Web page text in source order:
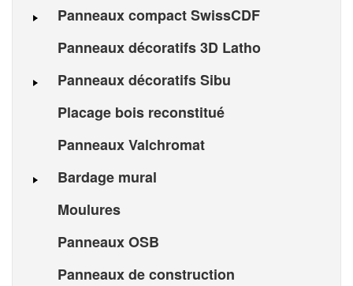
Panneaux compact SwissCDF
Panneaux décoratifs 3D Latho
Panneaux décoratifs Sibu
Placage bois reconstitué
Panneaux Valchromat
Bardage mural
Moulures
Panneaux OSB
Panneaux de construction